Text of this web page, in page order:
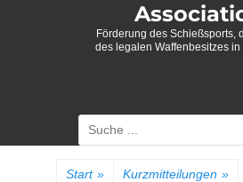
Förderung des Schießsports,
des legalen Waffenbesitzes in
Suche
nach:
Start » Kurzmitteilungen »